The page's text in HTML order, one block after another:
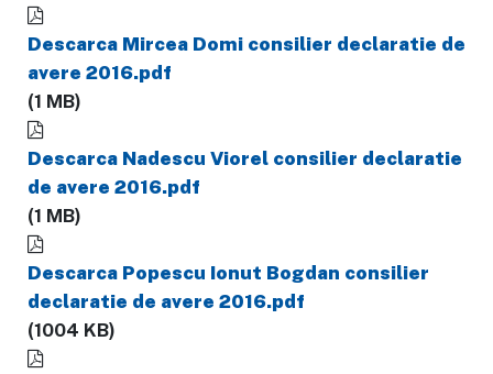
Descarca Mircea Domi consilier declaratie de
avere 2016.pdf
(1 MB)
Descarca Nadescu Viorel consilier declaratie
de avere 2016.pdf
(1 MB)
Descarca Popescu Ionut Bogdan consilier
declaratie de avere 2016.pdf
(1004 KB)